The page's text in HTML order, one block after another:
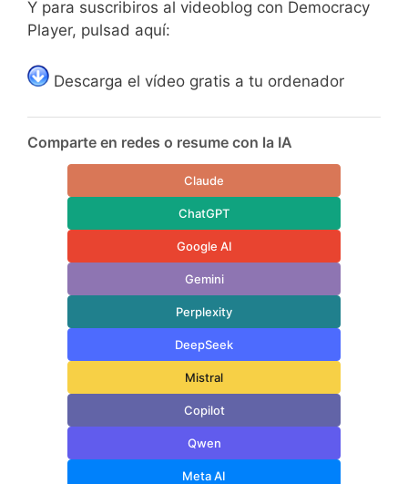
Y para suscribiros al videoblog con Democracy
Player, pulsad aquí:
Descarga el vídeo gratis a tu ordenador
Comparte en redes o resume con la IA
Claude
ChatGPT
Google AI
Gemini
Perplexity
DeepSeek
Mistral
Copilot
Qwen
Meta AI